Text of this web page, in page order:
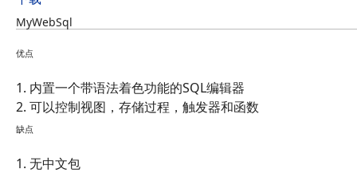
MyWebSql
优点
1. 内置一个带语法着色功能的SQL编辑器
2. 可以控制视图，存储过程，触发器和函数
缺点
1. 无中文包